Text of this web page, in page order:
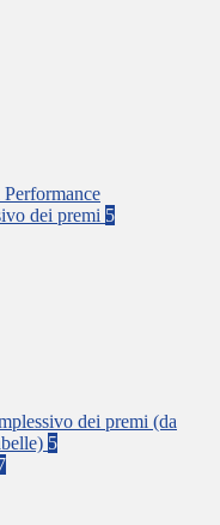
dei premi 5
dei premi (da
5